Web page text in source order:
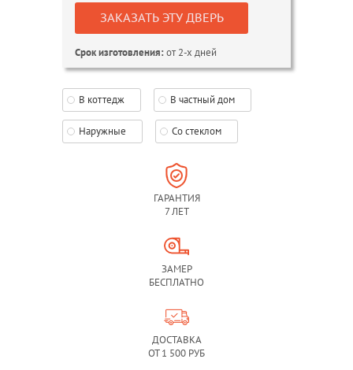
ЗАКАЗАТЬ ЭТУ ДВЕРЬ
Срок изготовления:от 2-х дней
В коттедж В частный дом
Наружные Со стеклом
ГАРАНТИЯ
7 ЛЕТ
ЗАМЕР
БЕСПЛАТНО
ДОСТАВКА
ОТ 1 500 РУБ